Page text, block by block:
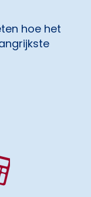
hoe het